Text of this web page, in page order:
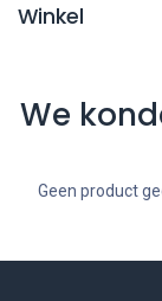
Winkel
We
Geen product